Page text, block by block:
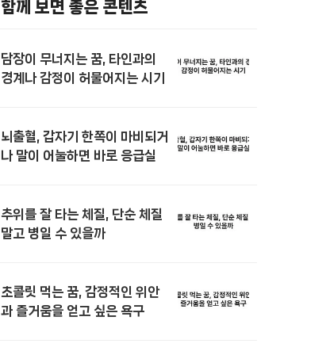
함께 보면 좋은 콘텐츠
담장이 무너지는 꿈, 타인과의
경계나 감정이 허물어지는 시기
뇌출혈, 갑자기 한쪽이 마비되거
나 말이 어눌하면 바로 응급실
추위를 잘 타는 체질, 단순 체질
말고 병일 수 있을까
초콜릿 먹는 꿈, 감정적인 위안
과 즐거움을 얻고 싶은 욕구